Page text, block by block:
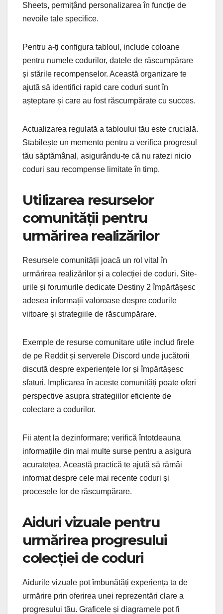
Sheets, permițând personalizarea în funcție de
nevoile tale specifice.
Pentru a-ți configura tabloul, include coloane
pentru numele codurilor, datele de răscumpărare
și stările recompenselor. Această organizare te
ajută să identifici rapid care coduri sunt în
așteptare și care au fost răscumpărate cu succes.
Actualizarea regulată a tabloului tău este crucială.
Stabilește un memento pentru a verifica progresul
tău săptămânal, asigurându-te că nu ratezi nicio
coduri sau recompense limitate în timp.
Utilizarea resurselor
comunității pentru
urmărirea realizărilor
Resursele comunității joacă un rol vital în
urmărirea realizărilor și a colecției de coduri. Site-
urile și forumurile dedicate Destiny 2 împărtășesc
adesea informații valoroase despre codurile
viitoare și strategiile de răscumpărare.
Exemple de resurse comunitare utile includ firele
de pe Reddit și serverele Discord unde jucătorii
discută despre experiențele lor și împărtășesc
sfaturi. Implicarea în aceste comunități poate oferi
perspective asupra strategiilor eficiente de
colectare a codurilor.
Fii atent la dezinformare; verifică întotdeauna
informațiile din mai multe surse pentru a asigura
acuratețea. Această practică te ajută să rămâi
informat despre cele mai recente coduri și
procesele lor de răscumpărare.
Aiduri vizuale pentru
urmărirea progresului
colecției de coduri
Aidurile vizuale pot îmbunătăți experiența ta de
urmărire prin oferirea unei reprezentări clare a
progresului tău. Graficele și diagramele pot fi